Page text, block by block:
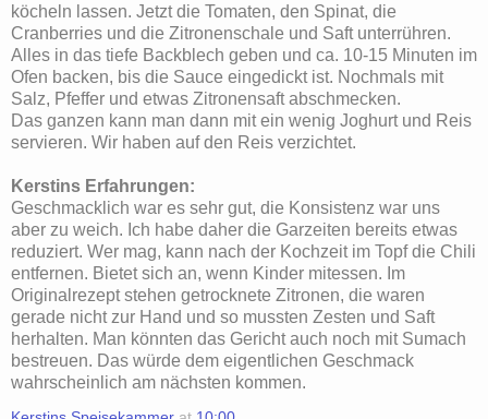
köcheln lassen. Jetzt die Tomaten, den Spinat, die
Cranberries und die Zitronenschale und Saft unterrühren.
Alles in das tiefe Backblech geben und ca. 10-15 Minuten im
Ofen backen, bis die Sauce eingedickt ist. Nochmals mit
Salz, Pfeffer und etwas Zitronensaft abschmecken.
Das ganzen kann man dann mit ein wenig Joghurt und Reis
servieren. Wir haben auf den Reis verzichtet.
Kerstins Erfahrungen:
Geschmacklich war es sehr gut, die Konsistenz war uns
aber zu weich. Ich habe daher die Garzeiten bereits etwas
reduziert. Wer mag, kann nach der Kochzeit im Topf die Chili
entfernen. Bietet sich an, wenn Kinder mitessen. Im
Originalrezept stehen getrocknete Zitronen, die waren
gerade nicht zur Hand und so mussten Zesten und Saft
herhalten. Man könnten das Gericht auch noch mit Sumach
bestreuen. Das würde dem eigentlichen Geschmack
wahrscheinlich am nächsten kommen.